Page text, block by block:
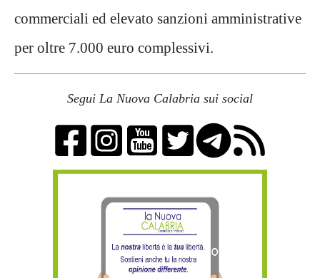
commerciali ed elevato sanzioni amministrative
per oltre 7.000 euro complessivi.
Segui La Nuova Calabria sui social